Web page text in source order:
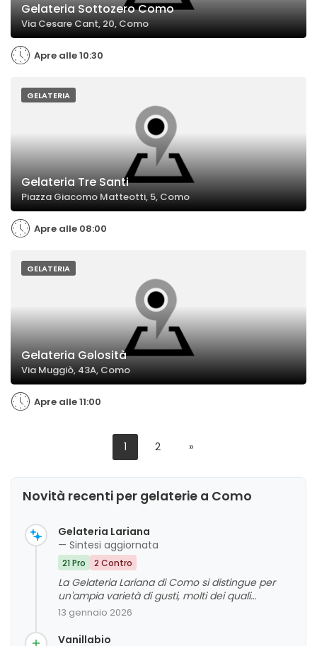
Gelateria Sottozero Como
Via Cesare Cant, 20, Como
Apre alle 10:30
GELATERIA
Gelateria Tre Santi
Piazza Giacomo Matteotti, 5, Como
Apre alle 08:00
GELATERIA
Gelateria Gəlosità
Via Muggiò, 43A, Como
Apre alle 11:00
1 2 »
Novità recenti per gelaterie a Como
Gelateria Lariana
— Sintesi aggiornata
21 Pro 2 Contro
La Gelateria Lariana di Como si distingue per
un'ampia varietà di gusti, molti dei quali
apprezzati per la qualità e la freschezza, come la
tradizionali. La maggior parte delle recensioni
13 gennaio 2026
Vanillabio